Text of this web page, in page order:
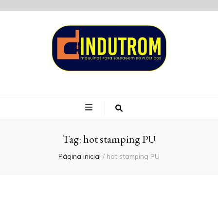
Blog Indutrom
Tag:hot stamping PU
Página inicial / hot stamping PU